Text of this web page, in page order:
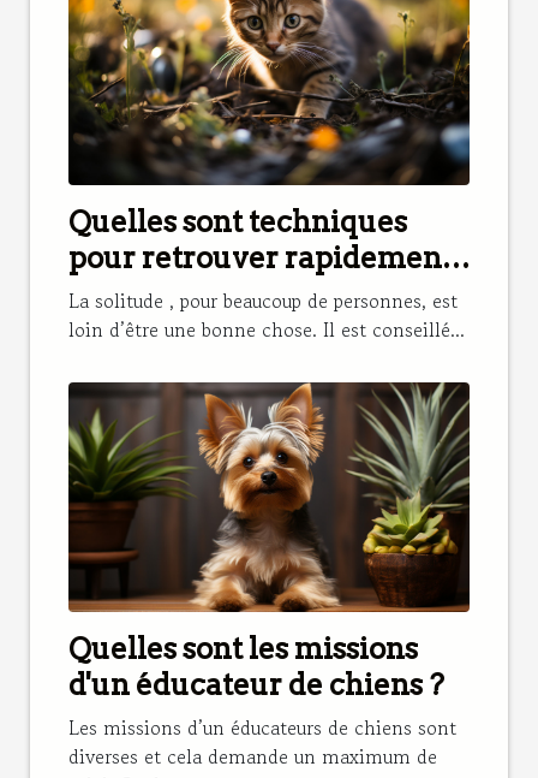
Quelles sont techniques
pour retrouver rapidement
son chat perdu ?
La solitude , pour beaucoup de personnes, est
loin d’être une bonne chose. Il est conseillé...
Quelles sont les missions
d'un éducateur de chiens ?
Les missions d’un éducateurs de chiens sont
diverses et cela demande un maximum de